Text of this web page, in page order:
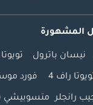
المشهورة
نيسان باترول
راف 4 فورد
رانجلر متسوبيشي